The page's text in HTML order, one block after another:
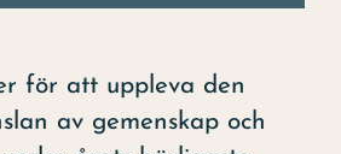
för att uppleva den
av gemenskap och